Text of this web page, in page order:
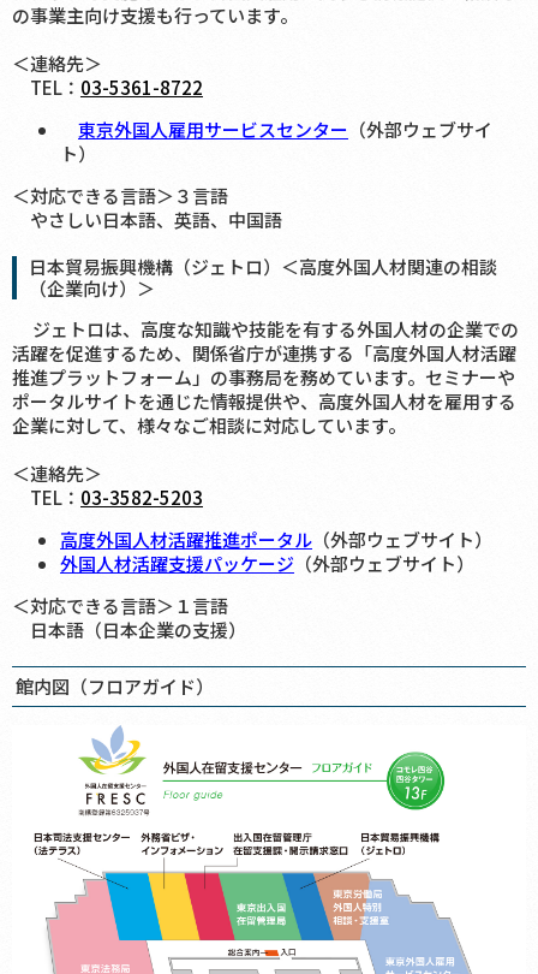
の事業主向け支援も行っています。
＜連絡先＞
TEL： 03-5361-8722
東京外国人雇用サービスセンター （外部ウェブサイ
ト）
＜対応できる言語＞３言語
やさしい日本語、英語、中国語
日本貿易振興機構（ジェトロ）＜高度外国人材関連の相談
（企業向け）＞
ジェトロは、高度な知識や技能を有する外国人材の企業での
活躍を促進するため、関係省庁が連携する「高度外国人材活躍
推進プラットフォーム」の事務局を務めています。セミナーや
ポータルサイトを通じた情報提供や、高度外国人材を雇用する
企業に対して、様々なご相談に対応しています。
＜連絡先＞
TEL： 03-3582-5203
高度外国人材活躍推進ポータル （外部ウェブサイト）
外国人材活躍支援パッケージ （外部ウェブサイト）
＜対応できる言語＞１言語
日本語（日本企業の支援）
館内図（フロアガイド）